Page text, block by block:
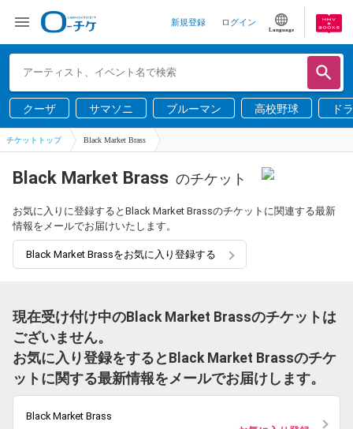
新規登録 ログイン
Language
クーザ サマソニ ブルーマン 高校野球 ド
チケットトップ Black Market Brass
Black Market Brass のチケット
お気に入りに登録するとBlack Market Brassのチケットに関連する最新
情報をメールでお届けいたします。
Black Market Brassをお気に入り登録する
現在受け付け中のBlack Market Brassのチケットは
ございません。
お気に入り登録をするとBlack Market Brassのチケ
ットに関する最新情報をメールでお届けします。
Black Market Brass